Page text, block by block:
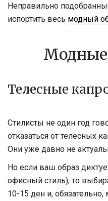
Неправильно
испортить весь модный
Модные
Телесные
Стилисты не один год
отказаться от телесных
Они уже давно не
Но если ваш образ
офисный стиль), то
10-15 ден и,